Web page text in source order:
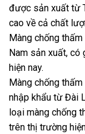
được sản xuất từ
cao về cả chất
Màng chống
Nam sản xuất,
hiện nay.
Màng chống
nhập khẩu từ Đài
loại màng chống
trên thị trường